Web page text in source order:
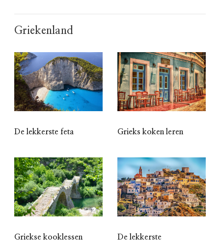
Griekenland
De lekkerste feta Grieks koken leren
Griekse kooklessen
De lekkerste